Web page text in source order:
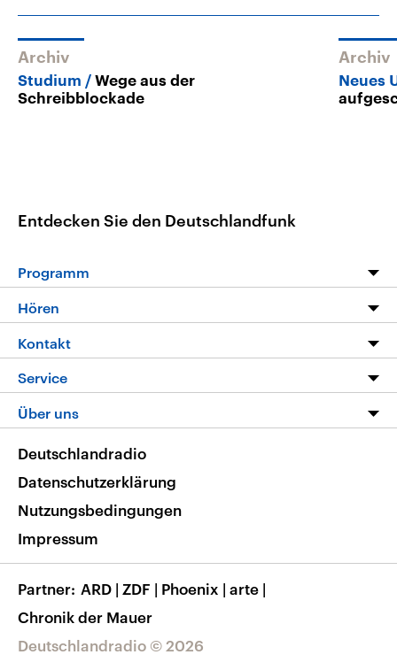
Archiv
Studium
Wege aus der
Schreibblockade
Archiv
Neues
Entdecken Sie den Deutschlandfunk
Programm
Die Nachrichten
Nachrichtenleicht
Neue Beiträge auf dlf.de
Hören
Livestream
Podcasts
Deutschlandfunk App
Nachrichten App
Frequenzen
Kontakt
Hörerservice
Service
FAQ
Veranstaltungen
Musikliste
RSS
Über uns
Barrierefreiheit
Deutschlandradio © 2026
Deutschlandradio
Datenschutzerklärung
Nutzungsbedingungen
Impressum
Partner ARD | ZDF | Phoenix | arte |
Chronik der Mauer